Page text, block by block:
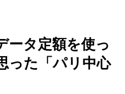
ータ定額を使っ
った「パリ中心